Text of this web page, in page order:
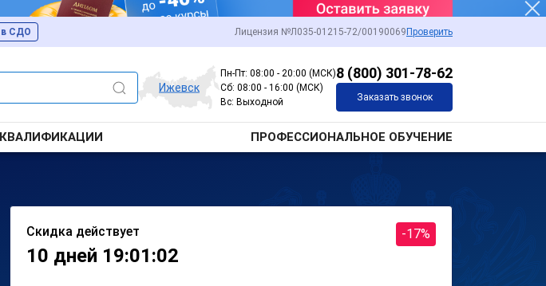
в СДО Лицензия №Л035-01215-72/00190069 Проверить
Ижевск
Пн-Пт: 08:00 - 20:00 (МСК)
Сб: 08:00 - 16:00 (МСК)
Вс: Выходной
8 (800) 301-78-62
Заказать звонок
ПРОФЕССИОНАЛЬНОЕ ОБУЧЕНИЕ
Скидка действует
10 дней 19:01:02
-17%